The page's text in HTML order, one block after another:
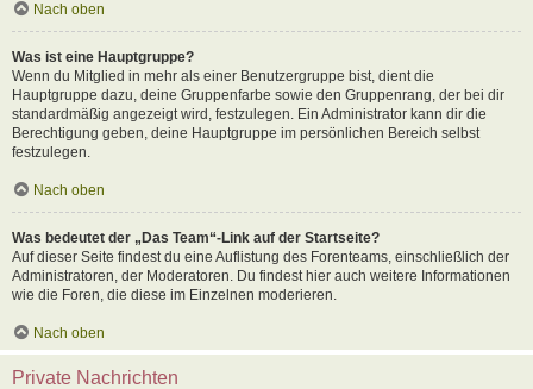
Nach oben
Was ist eine Hauptgruppe?
Wenn du Mitglied in mehr als einer Benutzergruppe bist, dient die
Hauptgruppe dazu, deine Gruppenfarbe sowie den Gruppenrang, der bei dir
standardmäßig angezeigt wird, festzulegen. Ein Administrator kann dir die
Berechtigung geben, deine Hauptgruppe im persönlichen Bereich selbst
festzulegen.
Nach oben
Was bedeutet der „Das Team“-Link auf der Startseite?
Auf dieser Seite findest du eine Auflistung des Forenteams, einschließlich der
Administratoren, der Moderatoren. Du findest hier auch weitere Informationen
wie die Foren, die diese im Einzelnen moderieren.
Nach oben
Private Nachrichten